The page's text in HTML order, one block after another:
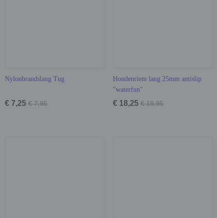
Nylonbrandslang Tug
€ 7,25 € 7,95
Hondenriem lang 25mm antislip
"waterfun"
€ 18,25 € 19,95